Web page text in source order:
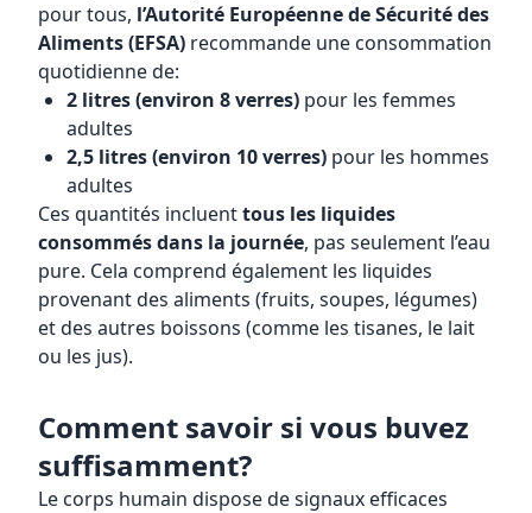
pour tous, l’Autorité Européenne de Sécurité des
Aliments (EFSA) recommande une consommation
quotidienne de:
2 litres (environ 8 verres) pour les femmes
adultes
2,5 litres (environ 10 verres) pour les hommes
adultes
Ces quantités incluenttous les liquides
consommés dans la journée, pas seulement l’eau
pure. Cela comprend également les liquides
provenant des aliments (fruits, soupes, légumes)
et des autres boissons (comme les tisanes, le lait
ou les jus).
Comment savoir si vous buvez
suffisamment?
Le corps humain dispose de signaux efficaces